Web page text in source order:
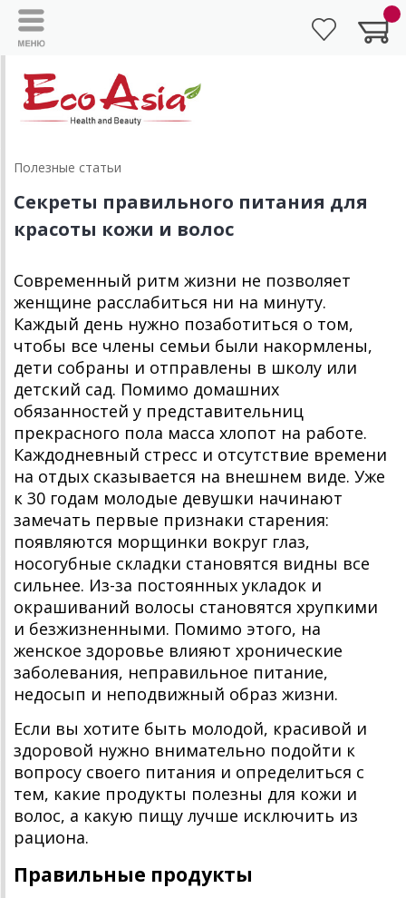
Полезные статьи
Секреты правильного питания для
красоты кожи и волос
Современный ритм жизни не позволяет
женщине расслабиться ни на минуту.
Каждый день нужно позаботиться о том,
чтобы все члены семьи были накормлены,
дети собраны и отправлены в школу или
детский сад. Помимо домашних
обязанностей у представительниц
прекрасного пола масса хлопот на работе.
Каждодневный стресс и отсутствие времени
на отдых сказывается на внешнем виде. Уже
к 30 годам молодые девушки начинают
замечать первые признаки старения:
появляются морщинки вокруг глаз,
носогубные складки становятся видны все
сильнее. Из-за постоянных укладок и
окрашиваний волосы становятся хрупкими
и безжизненными. Помимо этого, на
женское здоровье влияют хронические
заболевания, неправильное питание,
недосып и неподвижный образ жизни.
Если вы хотите быть молодой, красивой и
здоровой нужно внимательно подойти к
вопросу своего питания и определиться с
тем, какие продукты полезны для кожи и
волос, а какую пищу лучше исключить из
рациона.
Правильные продукты